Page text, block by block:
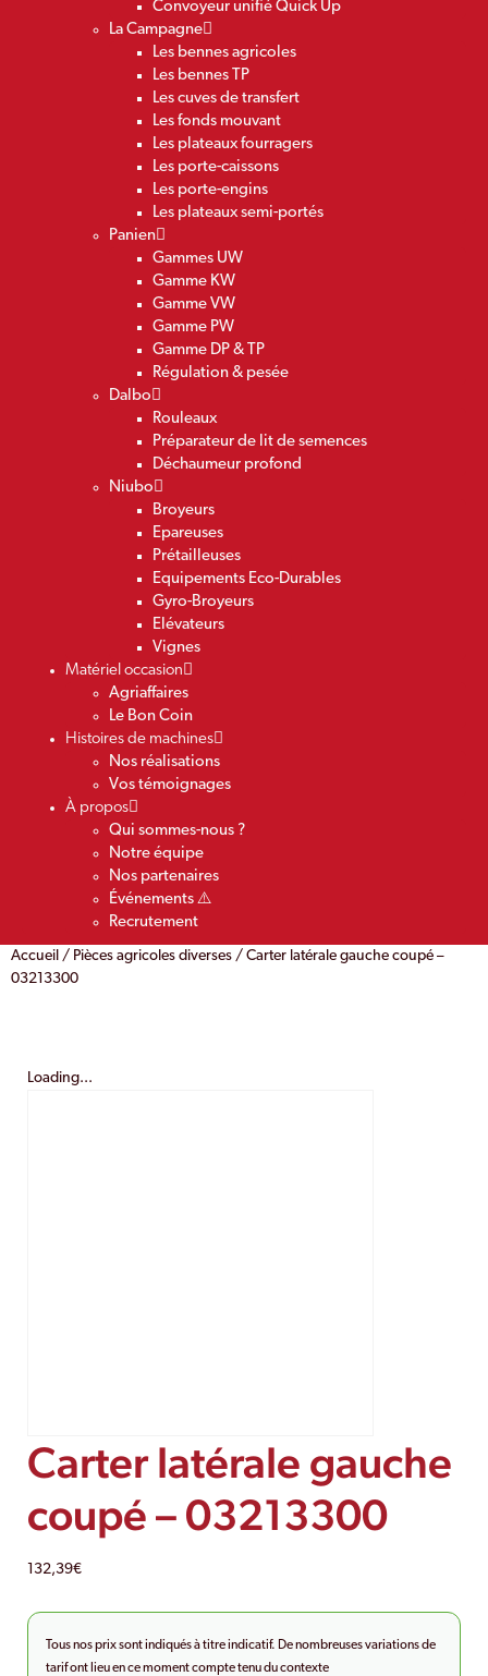
Convoyeur unifié Quick Up
La Campagne
Les bennes agricoles
Les bennes TP
Les cuves de transfert
Les fonds mouvant
Les plateaux fourragers
Les porte-caissons
Les porte-engins
Les plateaux semi-portés
Panien
Gammes UW
Gamme KW
Gamme VW
Gamme PW
Gamme DP & TP
Régulation & pesée
Dalbo
Rouleaux
Préparateur de lit de semences
Déchaumeur profond
Niubo
Broyeurs
Epareuses
Prétailleuses
Equipements Eco-Durables
Gyro-Broyeurs
Elévateurs
Vignes
Matériel occasion
Agriaffaires
Le Bon Coin
Histoires de machines
Nos réalisations
Vos témoignages
À propos
Qui sommes-nous ?
Notre équipe
Nos partenaires
Événements ⚠️
Recrutement
Accueil / Pièces agricoles diverses / Carter latérale gauche coupé –
03213300
Loading...
Carter latérale gauche
coupé – 03213300
132,39€
Tous nos prix sont indiqués à titre indicatif. De nombreuses variations de
tarif ont lieu en ce moment compte tenu du contexte